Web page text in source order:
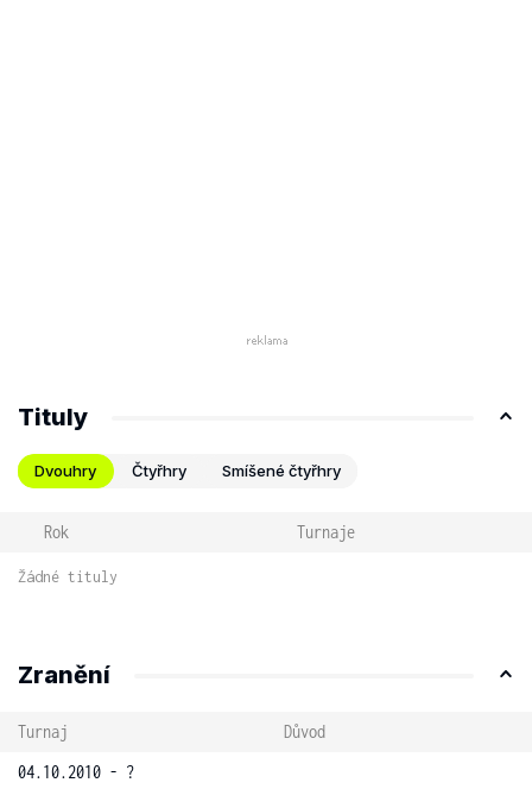
Tituly
Dvouhry Čtyřhry Smíšené čtyřhry
Rok Turnaje
Žádné tituly
Zranění
Turnaj
Důvod
04.10.2010 - ?